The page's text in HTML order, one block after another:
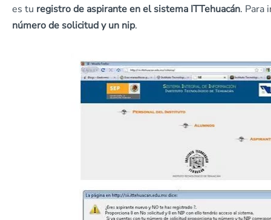
es tu registro de aspirante en el sistema ITTehuacán. Para
número de solicitud y un nip.